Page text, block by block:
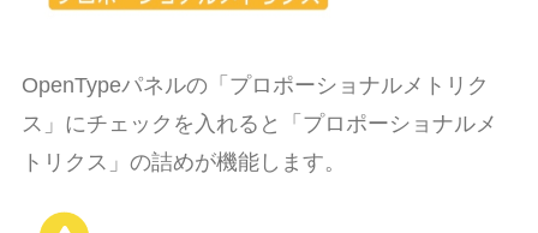
OpenTypeパネルの「プロポーショナルメトリク
ス」にチェックを入れると「プロポーショナルメ
トリクス」の詰めが機能します。